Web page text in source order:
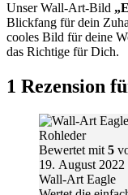
Unser Wall-Art-Bild
Blickfang für dein
cooles Bild für deine
das Richtige für Dich.
1 Rezension
Rohleder
Bewertet mit 5
19. August 2022
Wall-Art Eagle